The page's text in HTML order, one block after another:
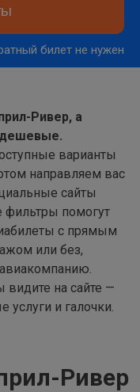
билет не нужен
Ривер, а
дешевые.
варианты
направляем вас
сайты
фильтры помогут
с прямым
или без,
видите на сайте —
и галочки.
Ривер